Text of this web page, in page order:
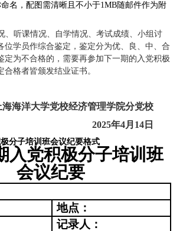
名，配图需清晰且不小于1MB随邮件作为附
、听课情况、自学情况、考试成绩、小组讨
位学员作综合鉴定，鉴定分为优、良、中、合
定为不合格的，需要再参加下一期的入党积极
格者皆颁发结业证书。
海海洋大学党校经济管理学院分党校
2025年4月 14 日
分子培训班会议纪要格式
入党积极分子培训班
会议纪要
地点：
记录人：